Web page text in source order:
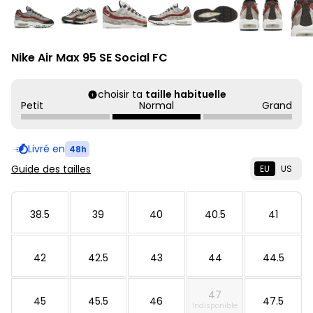
Nike Air Max 95 SE Social FC
choisir ta taille habituelle
Petit
Normal Grand
Livré en 48h
Guide des tailles EU US
38.5 39 40 40.5 41
42 42.5 43 44 44.5
45 45.5 46 47
Indisponible 47.5